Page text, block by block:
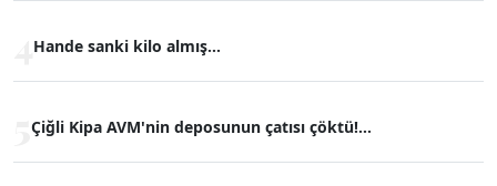
Hande sanki kilo almış...
Çiğli Kipa AVM'nin deposunun çatısı çöktü!...